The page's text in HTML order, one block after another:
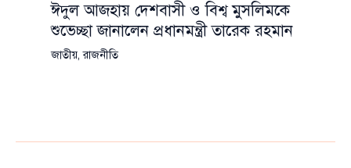
ঈদুল আজহায় দেশবাসী ও বিশ্ব মুসলিমকে
শুভেচ্ছা জানালেন প্রধানমন্ত্রী তারেক রহমান
জাতীয়,রাজনীতি